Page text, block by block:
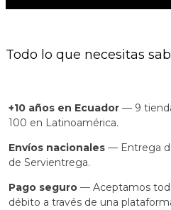
Todo lo que necesitas
+10 años en Ecuador — 9
100 en Latinoamérica.
Envíos nacionales — Entrega
de Servientrega.
Pago seguro — Aceptamos
débito a través de una